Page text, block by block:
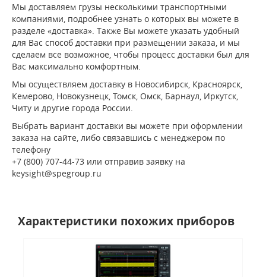
Мы доставляем грузы несколькими транспортными
компаниями, подробнее узнать о которых вы можете в
разделе «доставка». Также Вы можете указать удобный
для Вас способ доставки при размещении заказа, и мы
сделаем все возможное, чтобы процесс доставки был для
Вас максимально комфортным.
Мы осуществляем доставку в Новосибирск, Красноярск,
Кемерово, Новокузнецк, Томск, Омск, Барнаул, Иркутск,
Читу и другие города России.
Выбрать вариант доставки вы можете при оформлении
заказа на сайте, либо связавшись с менеджером по
телефону
+7 (800) 707-44-73 или отправив заявку на
keysight@spegroup.ru
Характеристики похожих приборов